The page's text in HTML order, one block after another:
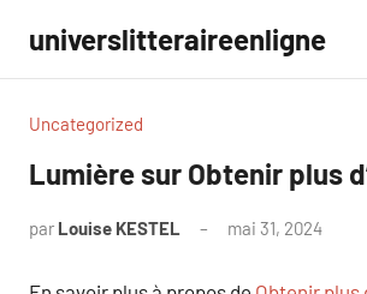
contenu
universlitteraireenligne
Uncategorized
Lumière sur Obtenir plus
par Louise KESTEL mai 31, 2024